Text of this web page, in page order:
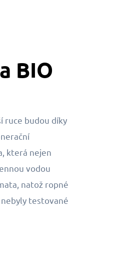
BIO
ruce budou díky
která nejen
vodou
natož ropné
testované